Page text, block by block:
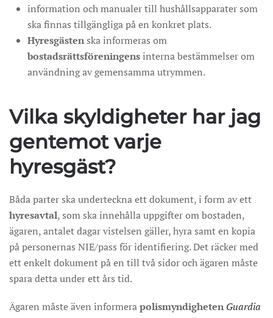
information och manualer till hushållsapparater som
ska finnas tillgängliga på en konkret plats.
Hyresgästen ska informeras om
bostadsrättsföreningensinterna bestämmelser om
användning av gemensamma utrymmen.
Vilka skyldigheter har jag
gentemot varje
hyresgäst?
Båda parter ska underteckna ett dokument, i form av ett
hyresavtal, som ska innehålla uppgifter om bostaden,
ägaren, antalet dagar vistelsen gäller, hyra samt en kopia
på personernas NIE/pass för identifiering. Det räcker med
ett enkelt dokument på en till två sidor och ägaren måste
spara detta under ett års tid.
Ägaren måste även informerapolismyndigheten Guardia